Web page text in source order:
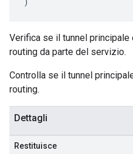
Verifica se il tunnel
routing da parte del servizio.
Controlla se il tunnel
routing.
Dettagli
Restituisce